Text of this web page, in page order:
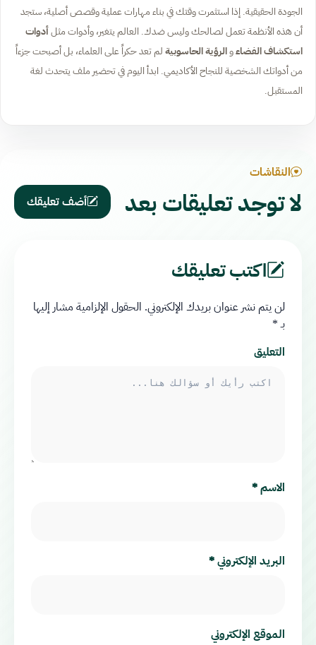
الجودة الحقيقية. إذا استثمرت وقتك في بناء مهارات عملية وقصص أصلية، ستجد
أن هذه الأنظمة تعمل لصالحك وليس ضدك. العالم يتغير، وأدوات مثلأدوات
استكشاف الفضاءوالرؤية الحاسوبيةلم تعد حكراً على العلماء، بل أصبحت جزءاً
من أدواتك الشخصية للنجاح الأكاديمي. ابدأ اليوم في تحضير ملف يتحدث لغة
المستقبل.
النقاشات
لا توجد تعليقات بعد أضف تعليقك
اكتب تعليقك
لن يتم نشر عنوان بريدك الإلكتروني. الحقول الإلزامية مشار إليها
بـ*
التعليق
الاسم*
البريد الإلكتروني*
الموقع الإلكتروني